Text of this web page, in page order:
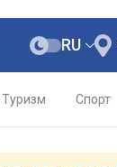
RU
Туризм Спорт